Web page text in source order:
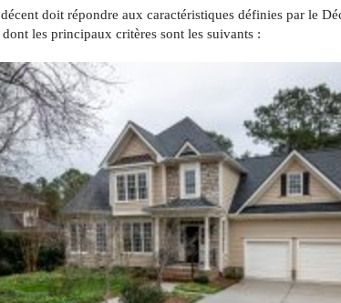
doit répondre aux caractéristiques définies par le
les principaux critères sont les suivants :